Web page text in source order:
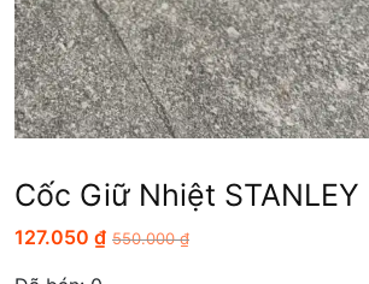
Cốc Giữ Nhiệt STANLEY
127.050 ₫ 550.000₫